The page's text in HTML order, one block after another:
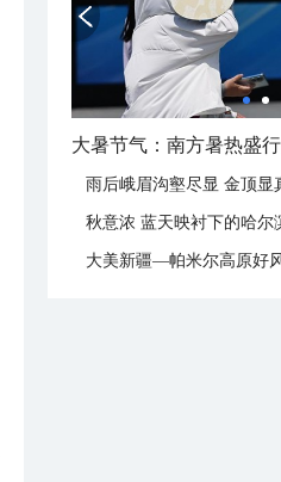
雨后峨眉沟壑尽显 金顶显
秋意浓 蓝天映衬下的哈尔
大美新疆—帕米尔高原好